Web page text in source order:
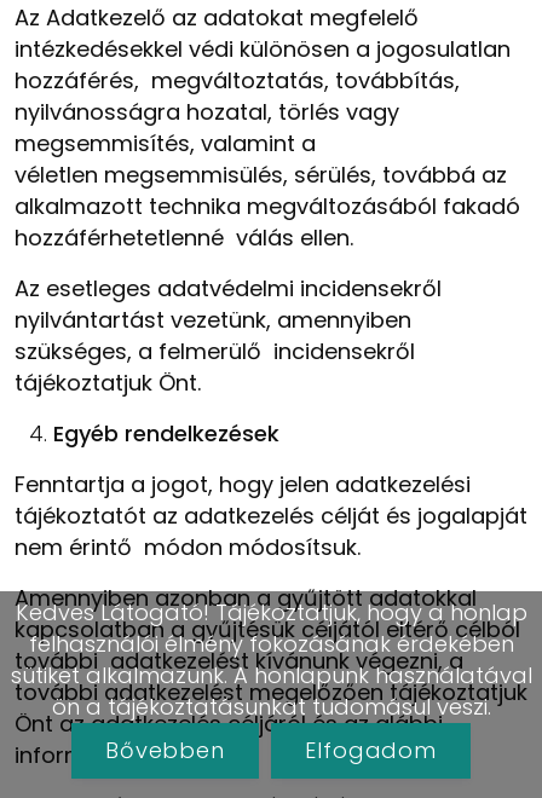
Az Adatkezelő az adatokat megfelelő
intézkedésekkel védi különösen a jogosulatlan
hozzáférés, megváltoztatás, továbbítás,
nyilvánosságra hozatal, törlés vagy
megsemmisítés, valamint a
véletlen megsemmisülés, sérülés, továbbá az
alkalmazott technika megváltozásából fakadó
hozzáférhetetlenné válás ellen.
Az esetleges adatvédelmi incidensekről
nyilvántartást vezetünk, amennyiben
szükséges, a felmerülő incidensekről
tájékoztatjuk Önt.
Egyéb rendelkezések
Fenntartja a jogot, hogy jelen adatkezelési
tájékoztatót az adatkezelés célját és jogalapját
nem érintő módon módosítsuk.
Amennyiben azonban a gyűjtött adatokkal
kapcsolatban a gyűjtésük céljától eltérő célból
további adatkezelést kívánunk végezni, a
további adatkezelést megelőzően tájékoztatjuk
Önt az adatkezelés céljáról és az alábbi
információkról:
Kedves Látogató! Tájékoztatjuk, hogy a honlap
felhasználói élmény fokozásának érdekében
sütiket alkalmazunk. A honlapunk használatával
ön a tájékoztatásunkat tudomásul veszi.
Bővebben
Elfogadom